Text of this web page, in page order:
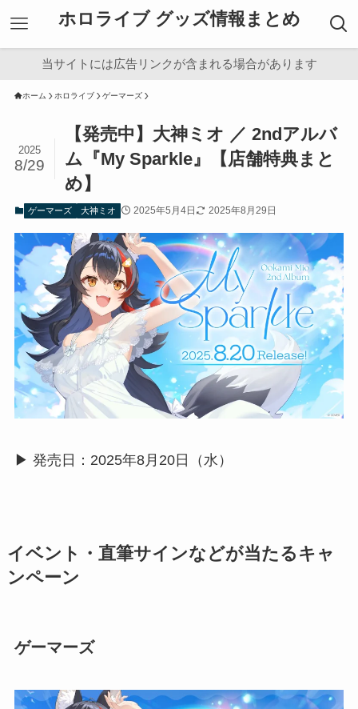
ホロライブ グッズ情報まとめ
当サイトには広告リンクが含まれる場合があります
ホーム ホロライブ ゲーマーズ
【発売中】大神ミオ ／ 2ndアルバ
ム『My Sparkle』【店舗特典まと
め】
2025
8/29
ゲーマーズ 大神ミオ 2025年5月4日 2025年8月29日
▶︎ 発売日：2025年8月20日（水）
イベント・直筆サインなどが当たるキャ
ンペーン
ゲーマーズ